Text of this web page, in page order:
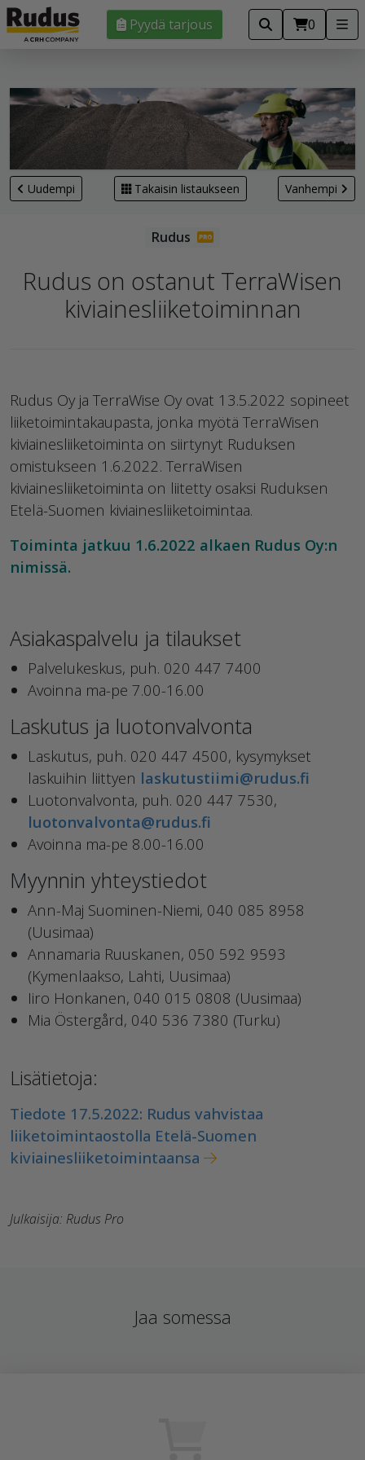
Pyydä tarjous 0
Uudempi Takaisin listaukseen Vanhempi
Rudus on ostanut TerraWisen
kiviainesliiketoiminnan
Rudus Oy ja TerraWise Oy ovat 13.5.2022 sopineet
liiketoimintakaupasta, jonka myötä TerraWisen
kiviainesliiketoiminta on siirtynyt Ruduksen
omistukseen 1.6.2022. TerraWisen
kiviainesliiketoiminta on liitetty osaksi Ruduksen
Etelä-Suomen kiviainesliiketoimintaa.
Toiminta jatkuu 1.6.2022 alkaen Rudus Oy:n
nimissä.
Asiakaspalvelu ja tilaukset
Palvelukeskus, puh. 020 447 7400
Avoinna ma-pe 7.00-16.00
Laskutus ja luotonvalvonta
Laskutus, puh. 020 447 4500, kysymykset
laskuihin liittyen laskutustiimi@rudus.fi
Luotonvalvonta, puh. 020 447 7530,
luotonvalvonta@rudus.fi
Avoinna ma-pe 8.00-16.00
Myynnin yhteystiedot
Ann-Maj Suominen-Niemi, 040 085 8958
(Uusimaa)
Annamaria Ruuskanen, 050 592 9593
(Kymenlaakso, Lahti, Uusimaa)
Iiro Honkanen, 040 015 0808 (Uusimaa)
Mia Östergård, 040 536 7380 (Turku)
Lisätietoja:
Tiedote 17.5.2022: Rudus vahvistaa
liiketoimintaostolla Etelä-Suomen
kiviainesliiketoimintaansa
Julkaisija: Rudus Pro
Jaa somessa